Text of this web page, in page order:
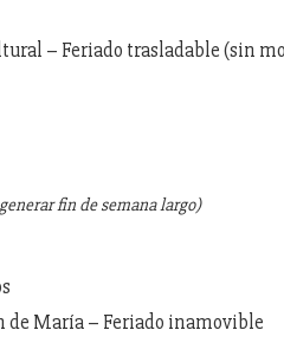
– Feriado trasladable (sin
fin de semana largo)
de María – Feriado inamovible